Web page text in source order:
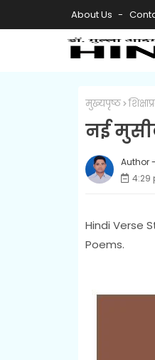
About Us
मुख्यपृष्ठ
नई
4:29
Hindi Verse
Poems.